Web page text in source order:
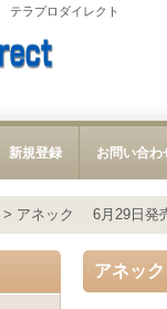
テラプロダイレクト
新規登録 お問い合わ
> アネック 6月29日発
アネッ